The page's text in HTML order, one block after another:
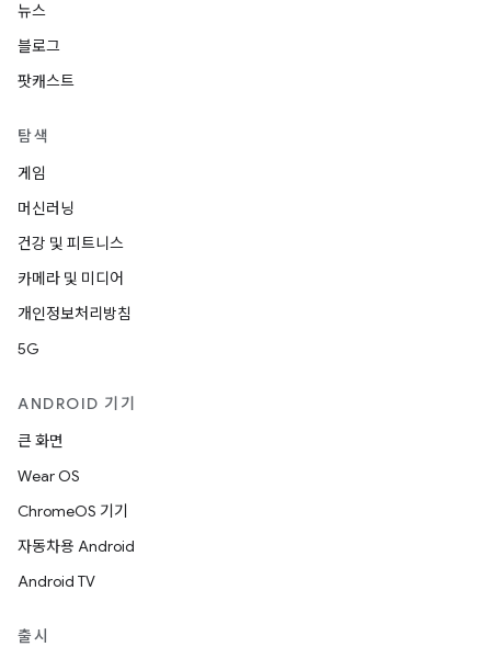
뉴스
블로그
팟캐스트
탐색
게임
머신러닝
건강 및 피트니스
카메라 및 미디어
개인정보처리방침
5G
ANDROID 기기
큰 화면
Wear OS
ChromeOS 기기
자동차용 Android
Android TV
출시